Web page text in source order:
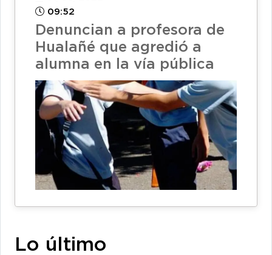
09:52
Denuncian a profesora de
Hualañé que agredió a
alumna en la vía pública
Lo último